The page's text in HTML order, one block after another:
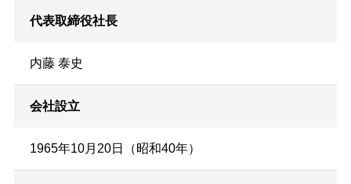
代表取締役社長
内藤 泰史
会社設立
1965年10月20日（昭和40年）